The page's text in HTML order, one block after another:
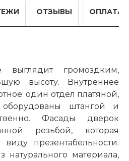
ОТЗЫВЫ ОПЛАТА
громоздким,
высоту. Внутреннее
один отдел платяной,
штангой и
Фасады дверок
резьбой, которая
презентабельности.
натурального материала,